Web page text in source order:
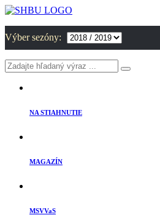
Výber sezóny:
NA STIAHNUTIE
MAGAZÍN
MSVVaS